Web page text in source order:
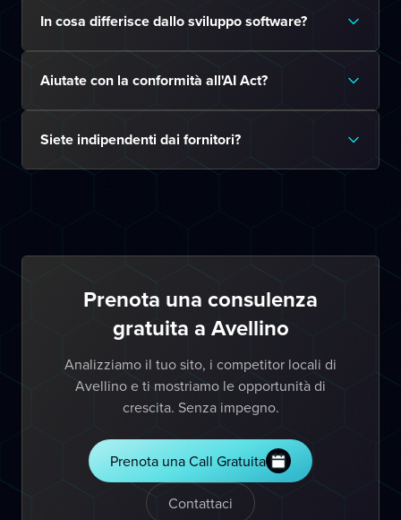
In cosa differisce dallo sviluppo software?
Aiutate con la conformità all'AI Act?
Siete indipendenti dai fornitori?
Prenota una consulenza
gratuita a Avellino
Analizziamo il tuo sito, i competitor locali di
Avellino e ti mostriamo le opportunità di
crescita. Senza impegno.
Prenota una Call Gratuita
Contattaci